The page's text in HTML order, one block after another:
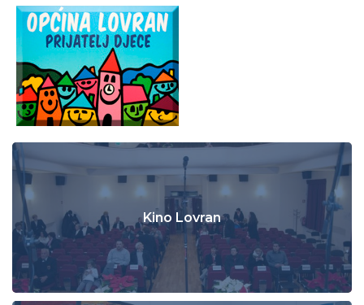
Kino Lovran